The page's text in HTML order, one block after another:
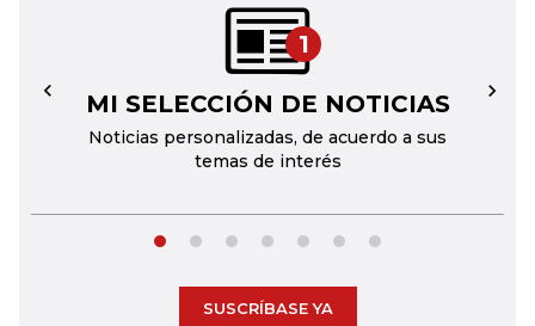
1
MI SELECCIÓN DE NOTICIAS
Noticias personalizadas, de acuerdo a sus
temas de interés
← →
SUSCRÍBASE YA